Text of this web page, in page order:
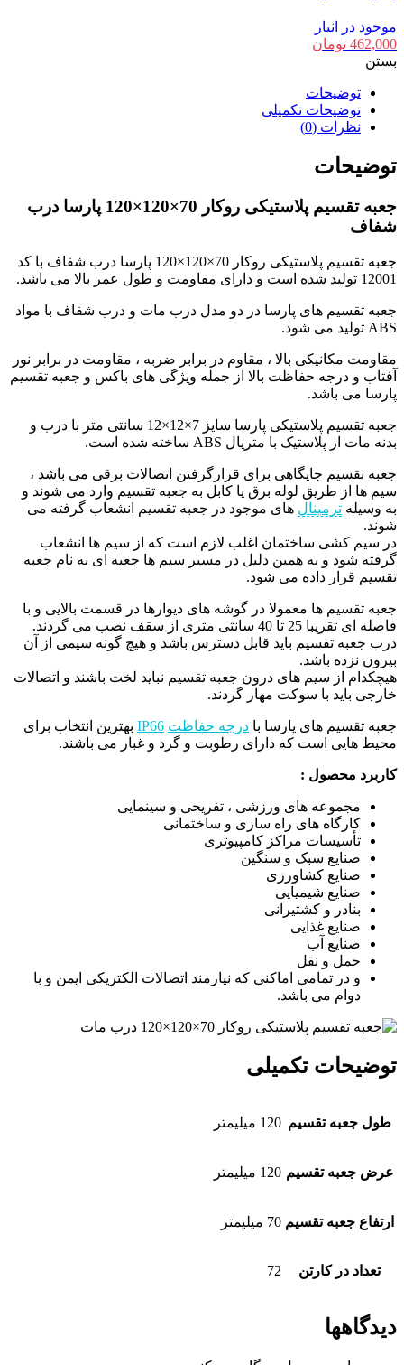
موجود در انبار
462,000 تومان
بستن
توضیحات
توضیحات تکمیلی
نظرات (0)
توضیحات
جعبه تقسیم پلاستیکی روکار 70×120×120 پارسا درب
شفاف
جعبه تقسیم پلاستیکی روکار 70×120×120 پارسا درب شفاف با کد
12001 تولید شده است و دارای مقاومت و طول عمر بالا می باشد.
جعبه تقسیم های پارسا در دو مدل درب مات و درب شفاف با مواد
ABS تولید می شود.
مقاومت مکانیکی بالا ، مقاوم در برابر ضربه ، مقاومت در برابر نور
آفتاب و درجه حفاظت بالا از جمله ویژگی های باکس و جعبه تقسیم
پارسا می باشد.
جعبه تقسیم پلاستیکی پارسا سایز 7×12×12 سانتی متر با درب و
بدنه مات از پلاستیک با متریال ABS ساخته شده است.
جعبه تقسیم جایگاهی برای قرارگرفتن اتصالات برقی می باشد ،
سیم ها از طریق لوله برق یا کابل به جعبه تقسیم وارد می شوند و
به وسیله ترمینال های موجود در جعبه تقسیم انشعاب گرفته می
شوند.
در سیم کشی ساختمان اغلب لازم است که از سیم ها انشعاب
گرفته شود و به همین دلیل در مسیر سیم ها جعبه ای به نام جعبه
تقسیم قرار داده می شود.
جعبه تقسیم ها معمولا در گوشه های دیوارها در قسمت بالایی و با
فاصله ای تقریبا 25 تا 40 سانتی متری از سقف نصب می گردند.
درب جعبه تقسیم باید قابل دسترس باشد و هیچ گونه سیمی از آن
بیرون نزده باشد.
هیچکدام از سیم های درون جعبه تقسیم نباید لخت باشند و اتصالات
خارجی باید با سوکت مهار گردند.
جعبه تقسیم های پارسا با درجه حفاظت IP66 بهترین انتخاب برای
محیط هایی است که دارای رطوبت و گرد و غبار می باشند.
کاربرد محصول :
مجموعه های ورزشی ، تفریحی و سینمایی
کارگاه های راه سازی و ساختمانی
تأسیسات مراکز کامپیوتری
صنایع سبک و سنگین
صنایع کشاورزی
صنایع شیمیایی
بنادر و کشتیرانی
صنایع غذایی
صنایع آب
حمل و نقل
و در تمامی اماکنی که نیازمند اتصالات الکتریکی ایمن و با
دوام می باشد.
توضیحات تکمیلی
طول جعبه تقسیم 120 میلیمتر
عرض جعبه تقسیم 120 میلیمتر
ارتفاع جعبه تقسیم 70 میلیمتر
تعداد در کارتن 72
دیدگاهها